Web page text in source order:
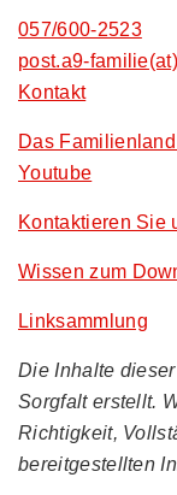
057/600-2523
post.a9-
Kontakt
Das
Youtube
Kontaktieren Sie
Wissen zum
Linksammlung
Die Inhalte
Sorgfalt erstellt.
Richtigkeit,
bereitgestellten